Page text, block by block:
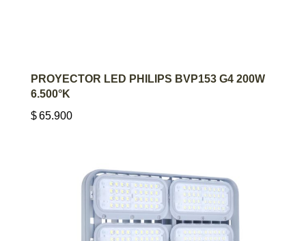
AGREGAR AL CARRITO
PROYECTOR LED PHILIPS BVP153 G4 200W
6.500°K
$65.900